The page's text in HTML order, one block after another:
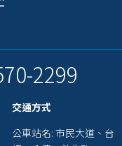
2299
交通方式
公車站名: 市民大道、台